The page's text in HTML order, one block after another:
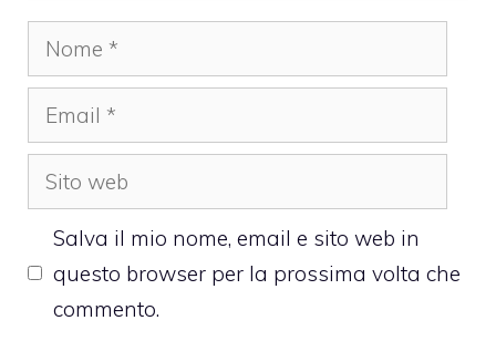
Nome
Email
Sito
web
Salva il mio nome, email e sito web in
questo browser per la prossima volta che
commento.